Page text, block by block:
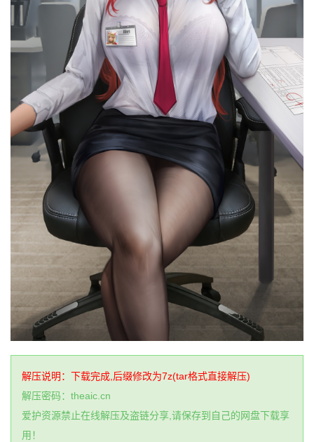
解压说明：下载完成,后缀修改为7z(tar格式直接解压)
解压密码：theaic.cn
爱护资源禁止在线解压及盗链分享,请保存到自己的网盘下载享
用！